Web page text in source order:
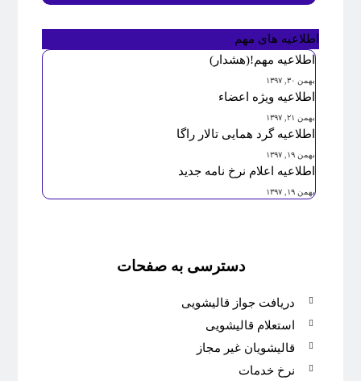
اطلاعیه های مهم
اطلاعیه مهم!(هشدار)
بهمن ۳۰, ۱۳۹۷
اطلاعیه ویژه اعضاء
بهمن ۲۱, ۱۳۹۷
اطلاعیه گرد همایی تالار راگا
بهمن ۱۹, ۱۳۹۷
اطلاعیه اعلام نرخ نامه جدید
بهمن ۱۹, ۱۳۹۷
دسترسی به صفحات
دریافت جواز قالیشویی
استعلام قالیشویی
قالیشویان غیر مجاز
نرخ خدمات